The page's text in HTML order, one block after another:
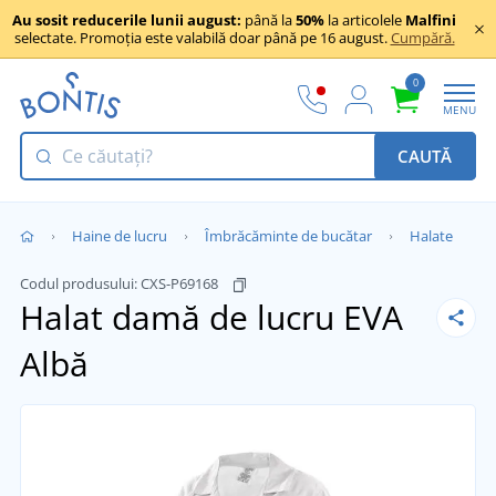
Au sosit reducerile lunii august: până la50% la articolele Malfini
selectate. Promoția este valabilă doar până pe 16 august.Cumpără.
0
MENU
CAUTĂ
Haine de lucru Îmbrăcăminte de bucătar Halate
Codul produsului:CXS-P69168
Halat damă de lucru EVA
Albă